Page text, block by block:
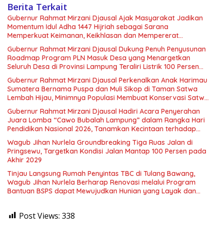
Berita Terkait
Gubernur Rahmat Mirzani Djausal Ajak Masyarakat Jadikan
Momentum Idul Adha 1447 Hijriah sebagai Sarana
Memperkuat Keimanan, Keikhlasan dan Mempererat
Solidaritas Sosial dalam Kehidupan Sehari-Hari
Gubernur Rahmat Mirzani Djausal Dukung Penuh Penyusunan
Roadmap Program PLN Masuk Desa yang Menargetkan
Seluruh Desa di Provinsi Lampung Teraliri Listrik 100 Persen
pada Tahun 2026
Gubernur Rahmat Mirzani Djausal Perkenalkan Anak Harimau
Sumatera Bernama Puspa dan Muli Sikop di Taman Satwa
Lembah Hijau, Minimnya Populasi Membuat Konservasi Satwa
Liar Kian Mendesak
Gubernur Rahmat Mirzani Djausal Hadiri Acara Penyerahan
Juara Lomba “Cawo Bubalah Lampung” dalam Rangka Hari
Pendidikan Nasional 2026, Tanamkan Kecintaan terhadap
Budaya dan Identitas Daerah
Wagub Jihan Nurlela Groundbreaking Tiga Ruas Jalan di
Pringsewu, Targetkan Kondisi Jalan Mantap 100 Persen pada
Akhir 2029
Tinjau Langsung Rumah Penyintas TBC di Tulang Bawang,
Wagub Jihan Nurlela Berharap Renovasi melalui Program
Bantuan BSPS dapat Mewujudkan Hunian yang Layak dan
Post Views: 338